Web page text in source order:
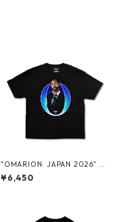
"OMARION: JAPAN 2026" P
ROMO S/S TEE
¥6,450